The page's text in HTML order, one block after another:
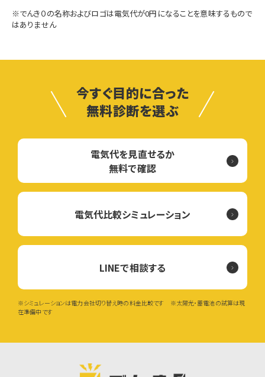
※でんき０の名称およびロゴは電気代が0円になることを意味するもので
はありません
今すぐ目的に合った
無料診断を選ぶ
電気代を見直せるか
無料で確認
電気代比較シミュレーション
LINEで相談する
※シミュレーションは電力会社切り替え時の料金比較です ※太陽光・蓄電池の試算は現
在準備中です